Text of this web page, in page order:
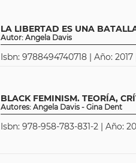
LA LIBERTAD ES UNA
Autor: Angela Davis
Isbn: 9788494740718 | Año: 2017
BLACK FEMINISM. TEORÍA,
Autores: Angela Davis - Gina Dent
Isbn: 978-958-783-831-2 | Año: